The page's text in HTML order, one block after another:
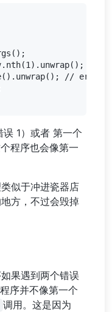
//
// error
1）或者 第一个
程序也会像第一
似于冲进瓷器店
方，不过会毁掉
果遇到两个错误
序并不像第一个
调用。这是因为